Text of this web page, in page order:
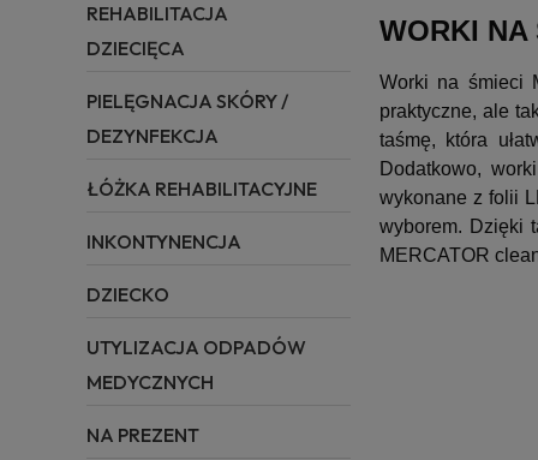
REHABILITACJA
DZIECIĘCA
PIELĘGNACJA SKÓRY /
DEZYNFEKCJA
ŁÓŻKA REHABILITACYJNE
INKONTYNENCJA
DZIECKO
UTYLIZACJA ODPADÓW
MEDYCZNYCH
NA PREZENT
WORKI NA
Worki na śmieci
praktyczne, ale
taśmę, która
Dodatkowo,
wykonane z folii
wyborem. Dzięki
MERCATOR